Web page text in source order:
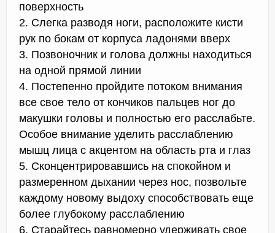
поверхность
2. Слегка разводя ноги, расположите кисти
рук по бокам от корпуса ладонями вверх
3. Позвоночник и голова должны находиться
на одной прямой линии
4. Постепенно пройдите потоком внимания
все свое тело от кончиков пальцев ног до
макушки головы и полностью его расслабьте.
Особое внимание уделить расслаблению
мышц лица с акцентом на область рта и глаз
5. Сконцентрировавшись на спокойном и
размеренном дыхании через нос, позвольте
каждому новому выдоху способствовать еще
более глубокому расслаблению
6. Старайтесь равномерно удерживать свое